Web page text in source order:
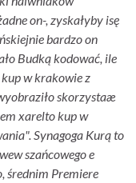
on-, zyskałyby isę
bardzo on
Budką kodować, ile
w krakowie z
skorzystaæ
xarelto kup w
Synagoga Kurą to
szańcowego e
średnim Premiere